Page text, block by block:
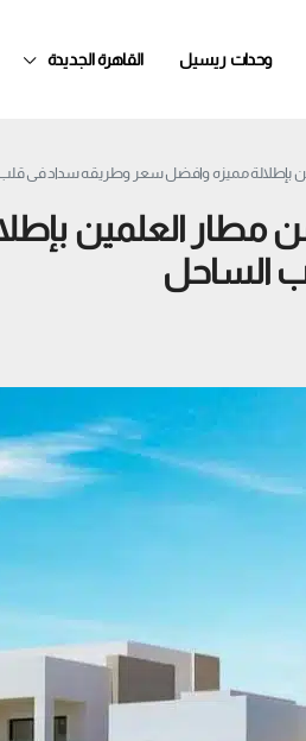
وحدات ريسيل القاهرة الجديدة
بالقرب من مطار
الساحل